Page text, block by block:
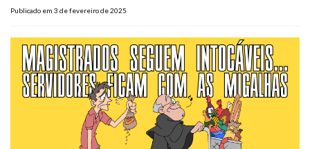
Publicado em 3 de fevereiro de 2025
Pós-graduação